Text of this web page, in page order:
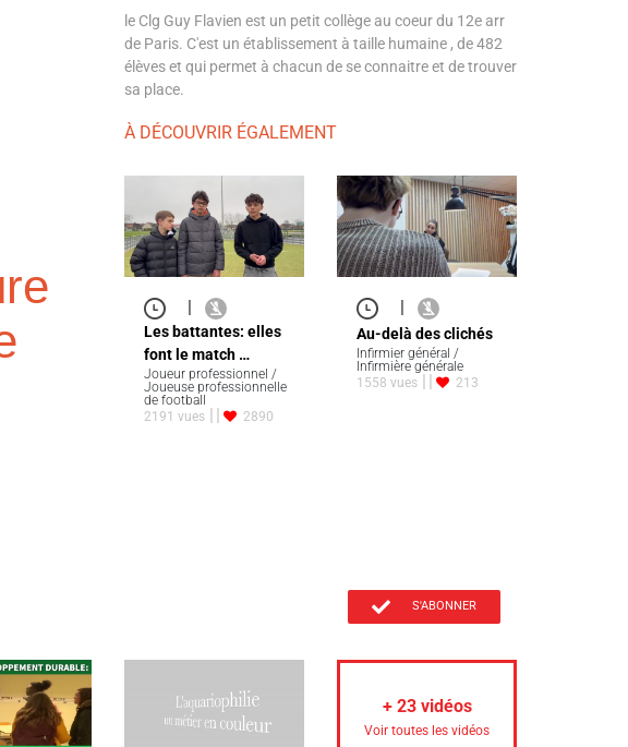
le Clg Guy Flavien est un petit collège au coeur du 12e arr
de Paris. C'est un établissement à taille humaine , de 482
élèves et qui permet à chacun de se connaitre et de trouver
sa place.
À DÉCOUVRIR ÉGALEMENT
Les battantes: elles
font le match …
Joueur professionnel /
Joueuse professionnelle
de football
2191 vues
2890
Au-delà des clichés
Infirmier général /
Infirmière générale
1558 vues
213
S'ABONNER
+ 23vidéos
Voir toutes les vidéos